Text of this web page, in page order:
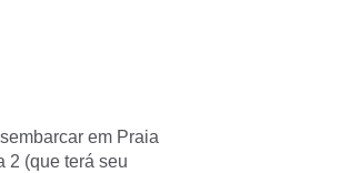
em Praia
2 (que terá seu